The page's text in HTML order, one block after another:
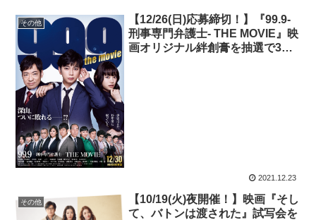
その他
【12/26(日)応募締切！】『99.9-
刑事専門弁護士- THE MOVIE』映
画オリジナル絆創膏を抽選で3名
2021.12.23
その他
【10/19(火)夜開催！】映画『そし
て、バトンは渡された』試写会を